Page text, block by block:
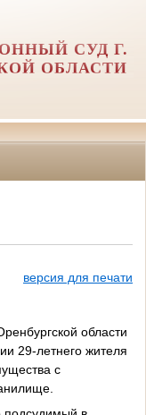
СУД Г.
ОБЛАСТИ
версия для печати
области
29-летнего жителя
с